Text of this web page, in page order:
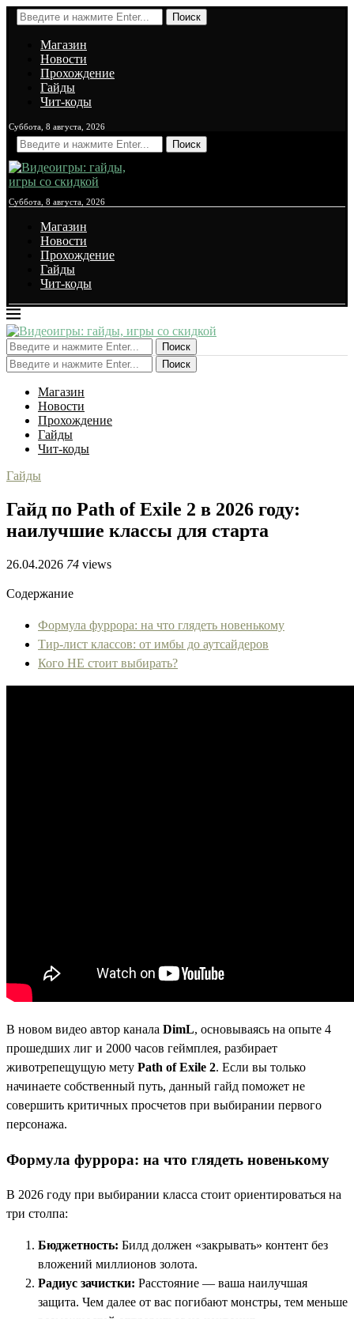
Поиск
Магазин
Новости
Прохождение
Гайды
Чит-коды
Суббота, 8 августа, 2026
Поиск
Суббота, 8 августа, 2026
Магазин
Новости
Прохождение
Гайды
Чит-коды
Поиск
Поиск
Магазин
Новости
Прохождение
Гайды
Чит-коды
Гайды
Гайд по Path of Exile 2 в 2026 году:
наилучшие классы для старта
26.04.2026 74 views
Содержание
Формула фуррора: на что глядеть новенькому
Тир-лист классов: от имбы до аутсайдеров
Кого НЕ стоит выбирать?
В новом видео автор канала DimL, основываясь на опыте 4
прошедших лиг и 2000 часов геймплея, разбирает
животрепещущую мету Path of Exile 2. Если вы только
начинаете собственный путь, данный гайд поможет не
совершить критичных просчетов при выбирании первого
персонажа.
Формула фуррора: на что глядеть новенькому
В 2026 году при выбирании класса стоит ориентироваться на
три столпа:
Бюджетность: Билд должен «закрывать» контент без
вложений миллионов золота.
Радиус зачистки: Расстояние — ваша наилучшая
защита. Чем далее от вас погибают монстры, тем меньше